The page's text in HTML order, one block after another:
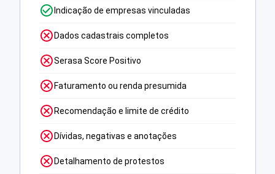
Indicação de empresas vinculadas
Dados cadastrais completos
Serasa Score Positivo
Faturamento ou renda presumida
Recomendação e limite de crédito
Dívidas, negativas e anotações
Detalhamento de protestos